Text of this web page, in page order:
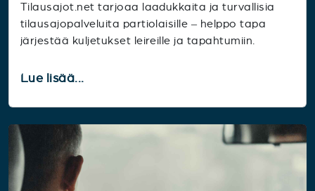
Tilausajot.net tarjoaa laadukkaita ja turvallisia
tilausajopalveluita partiolaisille – helppo tapa
järjestää kuljetukset leireille ja tapahtumiin.
Lue lisää...